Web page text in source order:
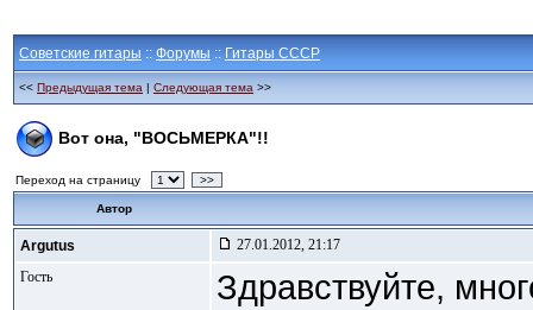
Советские гитары :: Форумы :: Гитары СССР
<< Предыдущая тема | Следующая тема >>
Вот она, "ВОСЬМЕРКА"!!
Переход на страницу >>
Автор
Argutus
27.01.2012, 21:17
Гость
Здравствуйте,